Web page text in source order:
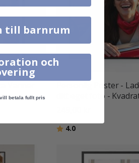
Personlig Poster -
ditt eget foto -
Betyg:
4.0utav 5 stjärnor
till barnrum
och
betala fullt pris